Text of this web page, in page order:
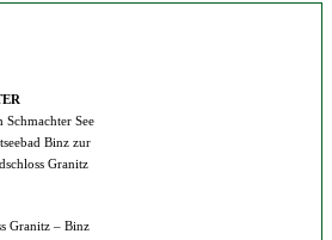
See
Binz zur
Granitz
Granitz – Binz